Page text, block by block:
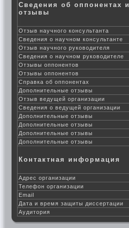
Сведения об оппонентах и
отзывы
Отзыв научного консультанта
Сведения о научном консультанте
Отзыв научного руководителя
Сведения о научном руководителе
Отзывы оппонентов
Отзывы оппонентов
Справка об оппонентах
Дополнительные отзывы
Отзыв ведущей организации
Сведения о ведущей организации
Дополнительные отзывы
Дополнительные отзывы
Дополнительные отзывы
Дополнительные отзывы
Контактная информация
Адрес организации
Телефон организации
Email
Дата и время защиты диссертации
Аудитория